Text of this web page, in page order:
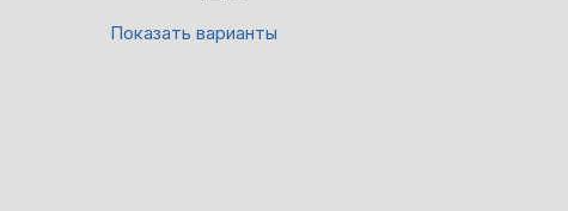
Показать варианты